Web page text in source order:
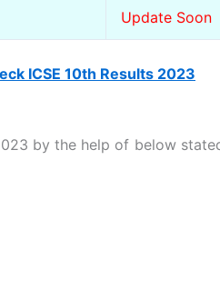
Update Soon
ICSE 10th Results 2023
by the help of below